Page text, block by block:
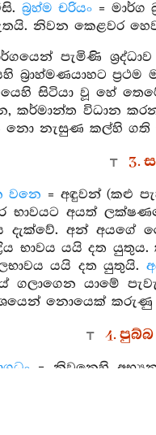
බ්‍රහ්ම චරියං = මාර්ග
නිවන කෙළවර
පැමිණි
බ්‍රාහ්මණයාහට
සිටියා වූ හේ
කර්මාන්ත විධාන
නැසුණ කල්හි ගති
3.
වනෙ = අඳුවන් (කළු
අයත්
දැක්වේ. අන්
භාවය යයි දත
යයි දත යුතුයි.
ගලාගෙන යාමේ
නොයෙක් කරුණු
4.
= නිවනෙහි